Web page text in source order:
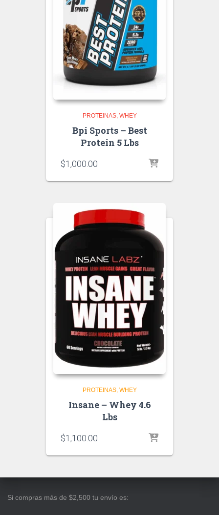
PROTEINAS WHEY
Bpi Sports – Best
Protein 5 Lbs
$1,000.00
PROTEINAS WHEY
Insane – Whey 4.6
Lbs
$1,100.00
Si compras más de $2,500 tu envío es: